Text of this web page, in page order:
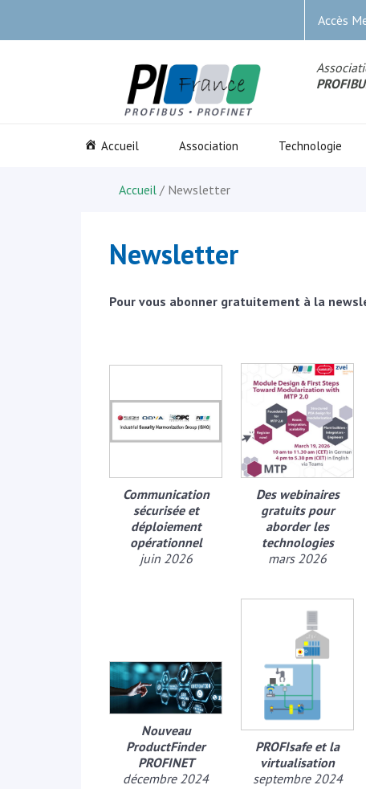
Accès
Accueil Association Technologie
Accueil / Newsletter
Newsletter
Pour vous abonner gratuitement à la
Communication
sécurisée et
déploiement
opérationnel
juin 2026
Des webinaires
gratuits pour
aborder les
technologies
mars 2026
Nouveau
ProductFinder
PROFINET
décembre 2024
PROFIsafe et la
virtualisation
septembre 2024